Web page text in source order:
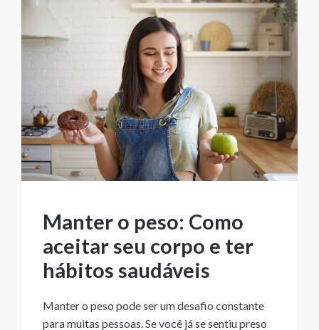
Manter o peso: Como
aceitar seu corpo e ter
hábitos saudáveis
Manter o peso pode ser um desafio constante
para muitas pessoas. Se você já se sentiu preso